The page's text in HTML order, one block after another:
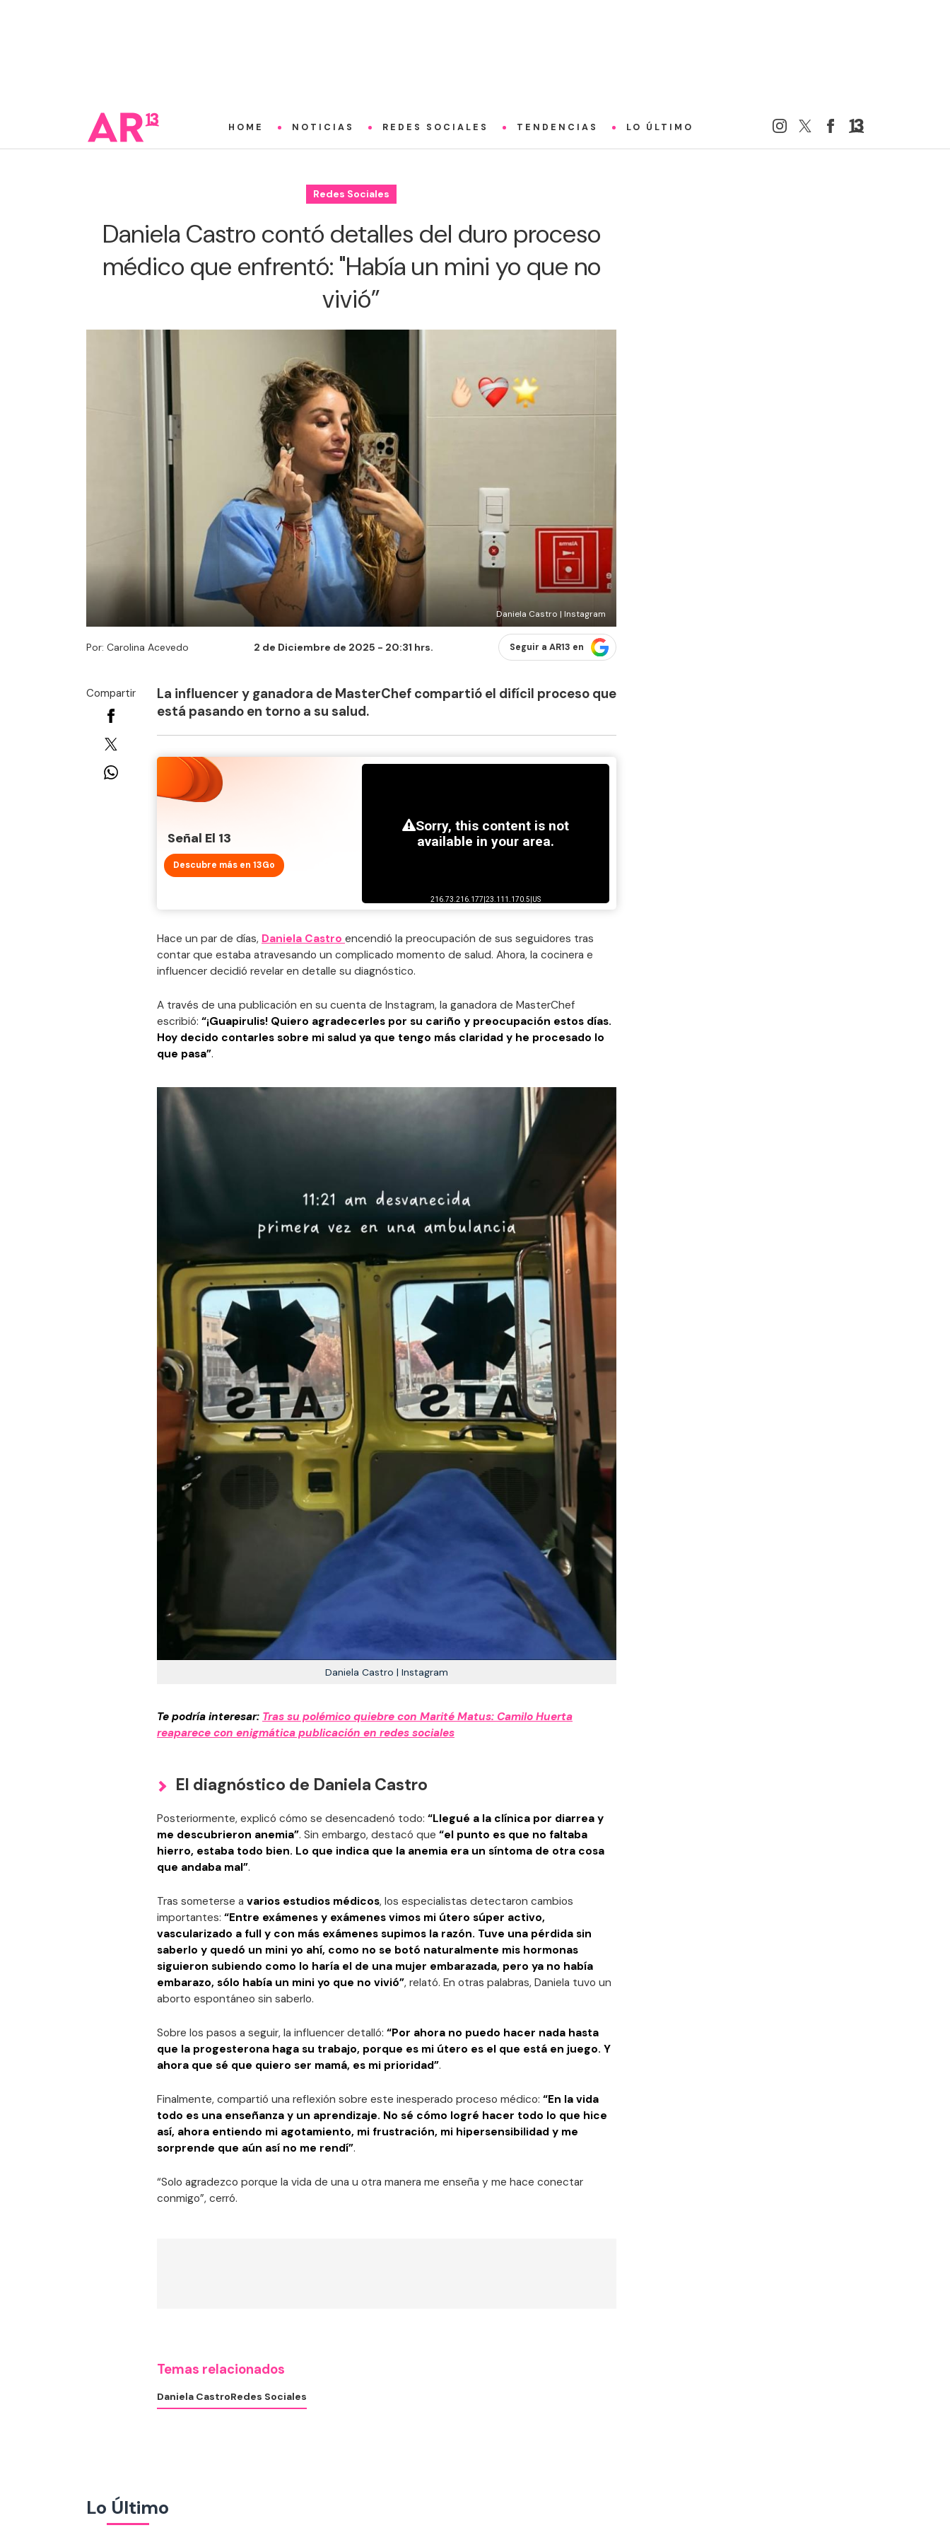
HOME NOTICIAS REDES SOCIALES TENDENCIAS LO ÚLTIMO
Redes Sociales
Daniela Castro contó detalles del duro proceso
médico que enfrentó: "Había un mini yo que no
vivió”
Daniela Castro | Instagram
Por: Carolina Acevedo 2 de Diciembre de 2025 - 20:31 hrs. Seguir a AR13 en
Compartir
La influencer y ganadora de MasterChef compartió el difícil proceso que
está pasando en torno a su salud.
Señal El 13
Descubre más en 13Go
Hace un par de días, Daniela Castro encendió la preocupación de sus seguidores tras
contar que estaba atravesando un complicado momento de salud. Ahora, la cocinera e
influencer decidió revelar en detalle su diagnóstico.
A través de una publicación en su cuenta de Instagram, la ganadora de MasterChef
escribió: “¡Guapirulis! Quiero agradecerles por su cariño y preocupación estos días.
Hoy decido contarles sobre mi salud ya que tengo más claridad y he procesado lo
que pasa”.
Daniela Castro | Instagram
Te podría interesar: Tras su polémico quiebre con Marité Matus: Camilo Huerta
reaparece con enigmática publicación en redes sociales
El diagnóstico de Daniela Castro
Posteriormente, explicó cómo se desencadenó todo: “Llegué a la clínica por diarrea y
me descubrieron anemia”. Sin embargo, destacó que “el punto es que no faltaba
hierro, estaba todo bien. Lo que indica que la anemia era un síntoma de otra cosa
que andaba mal”.
Tras someterse a varios estudios médicos, los especialistas detectaron cambios
importantes: “Entre exámenes y exámenes vimos mi útero súper activo,
vascularizado a full y con más exámenes supimos la razón. Tuve una pérdida sin
saberlo y quedó un mini yo ahí, como no se botó naturalmente mis hormonas
siguieron subiendo como lo haría el de una mujer embarazada, pero ya no había
embarazo, sólo había un mini yo que no vivió”, relató. En otras palabras, Daniela tuvo un
aborto espontáneo sin saberlo.
Sobre los pasos a seguir, la influencer detalló: “Por ahora no puedo hacer nada hasta
que la progesterona haga su trabajo, porque es mi útero es el que está en juego. Y
ahora que sé que quiero ser mamá, es mi prioridad”.
Finalmente, compartió una reflexión sobre este inesperado proceso médico: “En la vida
todo es una enseñanza y un aprendizaje. No sé cómo logré hacer todo lo que hice
así, ahora entiendo mi agotamiento, mi frustración, mi hipersensibilidad y me
sorprende que aún así no me rendí”.
“Solo agradezco porque la vida de una u otra manera me enseña y me hace conectar
conmigo”, cerró.
Temas relacionados
Daniela CastroRedes Sociales
Lo Último